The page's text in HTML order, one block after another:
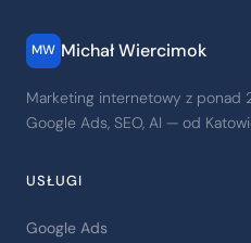
MW Michał Wiercimok
Marketing internetowy z ponad
Google Ads, SEO, AI — od
USŁUGI
Google Ads